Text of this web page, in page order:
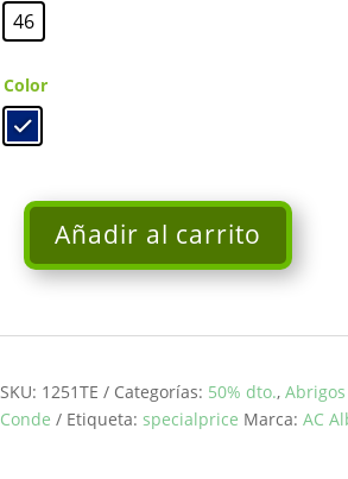
46
Color
largo
CONDE
cantidad
Añadir al carrito
SKU: 1251TE Categorías: 50% dto., Abrigos
Conde
Etiqueta: specialprice Marca: AC